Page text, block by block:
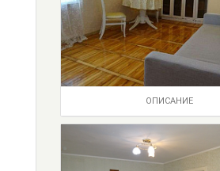
ОПИСАНИЕ